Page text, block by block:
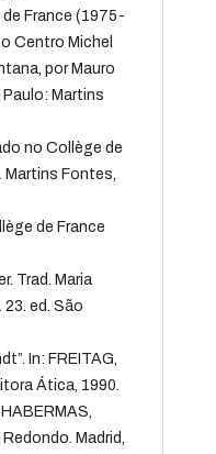
de France (1975-
Centro Michel
por Mauro
Martins
no Collège de
Martins Fontes,
de France
Trad. Maria
ed. São
In: FREITAG,
Ática, 1990.
Madrid,